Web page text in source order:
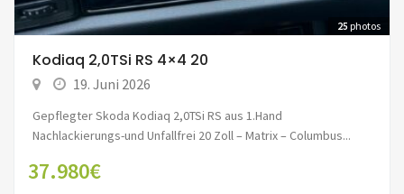
25 photos
Kodiaq 2,0TSi RS 4×4 20
19. Juni 2026
Gepflegter Skoda Kodiaq 2,0TSi RS aus 1.Hand
Nachlackierungs-und Unfallfrei 20 Zoll – Matrix – Columbus...
37.980€